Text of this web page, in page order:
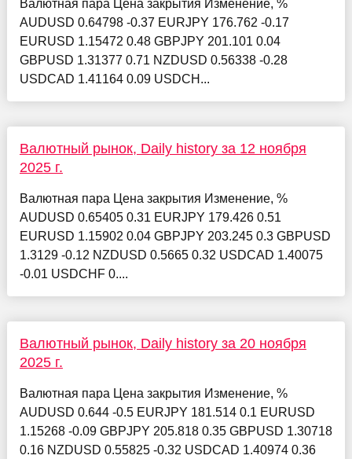
Валютная пара Цена закрытия Изменение, %
AUDUSD 0.64798 -0.37 EURJPY 176.762 -0.17
EURUSD 1.15472 0.48 GBPJPY 201.101 0.04
GBPUSD 1.31377 0.71 NZDUSD 0.56338 -0.28
USDCAD 1.41164 0.09 USDCH...
Валютный рынок, Daily history за 12 ноября
2025 г.
Валютная пара Цена закрытия Изменение, %
AUDUSD 0.65405 0.31 EURJPY 179.426 0.51
EURUSD 1.15902 0.04 GBPJPY 203.245 0.3 GBPUSD
1.3129 -0.12 NZDUSD 0.5665 0.32 USDCAD 1.40075
-0.01 USDCHF 0....
Валютный рынок, Daily history за 20 ноября
2025 г.
Валютная пара Цена закрытия Изменение, %
AUDUSD 0.644 -0.5 EURJPY 181.514 0.1 EURUSD
1.15268 -0.09 GBPJPY 205.818 0.35 GBPUSD 1.30718
0.16 NZDUSD 0.55825 -0.32 USDCAD 1.40974 0.36